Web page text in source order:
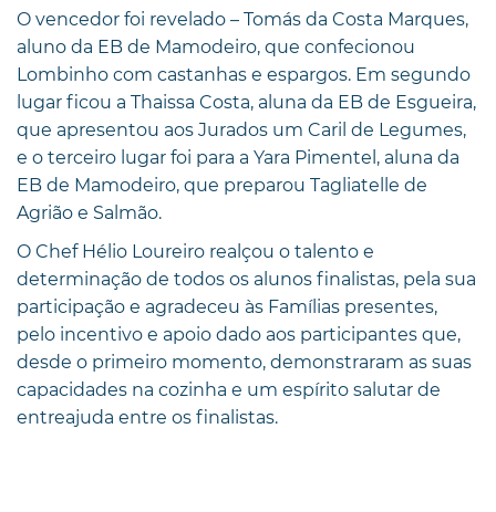
O vencedor foi revelado – Tomás da Costa Marques,
aluno da EB de Mamodeiro, que confecionou
Lombinho com castanhas e espargos. Em segundo
lugar ficou a Thaissa Costa, aluna da EB de Esgueira,
que apresentou aos Jurados um Caril de Legumes,
e o terceiro lugar foi para a Yara Pimentel, aluna da
EB de Mamodeiro, que preparou Tagliatelle de
Agrião e Salmão.
O Chef Hélio Loureiro realçou o talento e
determinação de todos os alunos finalistas, pela sua
participação e agradeceu às Famílias presentes,
pelo incentivo e apoio dado aos participantes que,
desde o primeiro momento, demonstraram as suas
capacidades na cozinha e um espírito salutar de
entreajuda entre os finalistas.